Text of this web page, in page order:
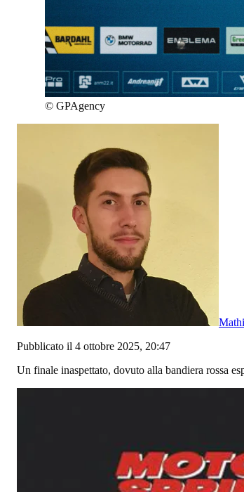
© GPAgency
Pubblicato il 4 ottobre 2025, 20:47
Un finale inaspettato, dovuto alla bandiera rossa